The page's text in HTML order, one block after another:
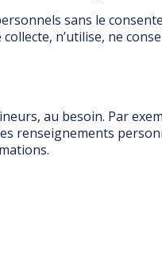
sans le
n’utilise, ne
au besoin. Par
renseignements